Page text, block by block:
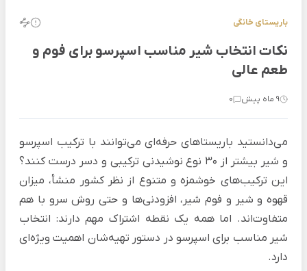
باریستای خانگی
نکات انتخاب شیر مناسب اسپرسو برای فوم و
طعم عالی
9 ماه پیش 0
می‌دانستید باریستاهای حرفه‌ای می‌توانند با ترکیب اسپرسو
و شیر بیشتر از 30 نوع نوشیدنی ترکیبی و دسر درست کنند؟
این ترکیب‌های خوشمزه و متنوع از نظر کشور منشأ، میزان
قهوه و شیر و فوم شیر، افزودنی‌ها و حتی روش سرو با هم
متفاوت‌اند. اما همه‌ یک نقطه اشتراک مهم دارند: انتخاب
شیر مناسب برای اسپرسو در دستور تهیه‌‌شان اهمیت ویژه‌ای
دارد.